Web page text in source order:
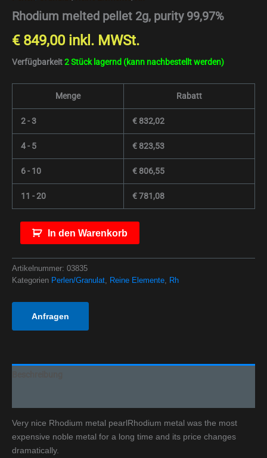
Rhodium melted pellet 2g, purity 99,97%
€849,00 inkl. MWSt.
Verfügbarkeit2 Stück lagernd (kann nachbestellt werden)
Menge Rabatt
2 - 3 € 832,02
4 - 5 € 823,53
6 - 10 € 806,55
11 - 20 €781,08
In den Warenkorb
Artikelnummer: 03835
Kategorien Perlen/Granulat Reine Elemente Rh
Anfragen
Very nice Rhodium metal pearlRhodium metal was the most
expensive noble metal for a long time and its price changes
dramatically.